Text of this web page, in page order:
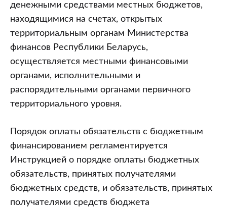
денежными средствами местных бюджетов,
находящимися на счетах, открытых
территориальным органам Министерства
финансов Республики Беларусь,
осуществляется местными финансовыми
органами, исполнительными и
распорядительными органами первичного
территориального уровня.
Порядок оплаты обязательств с бюджетным
финансированием регламентируется
Инструкцией о порядке оплаты бюджетных
обязательств, принятых получателями
бюджетных средств, и обязательств, принятых
получателями средств бюджета